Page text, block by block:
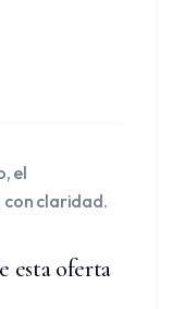
el
claridad.
esta oferta